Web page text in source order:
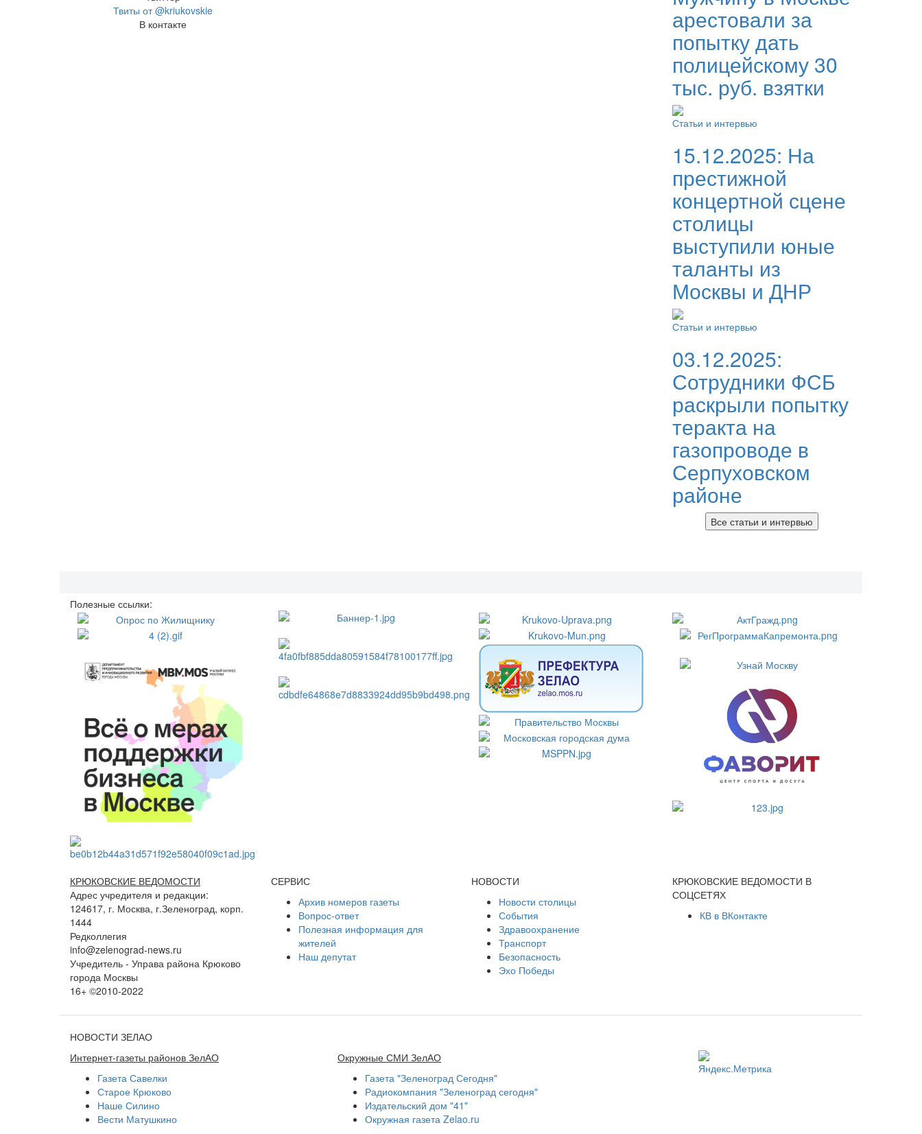
Твиты от @kriukovskie
В контакте
арестовали за
попытку дать
полицейскому 30
тыс. руб. взятки
Статьи и интервью
15.12.2025: На
престижной
концертной сцене
столицы
выступили юные
таланты из
Москвы и ДНР
Статьи и интервью
03.12.2025:
Сотрудники ФСБ
раскрыли попытку
теракта на
газопроводе в
Серпуховском
районе
Все статьи и интервью
Полезные ссылки:
КРЮКОВСКИЕ ВЕДОМОСТИ
Адрес учредителя и редакции:
124617, г. Москва, г.Зеленоград, корп.
1444
Редколлегия
info@zelenograd-news.ru
Учредитель - Управа района Крюково
города Москвы
16+ ©2010-2022
СЕРВИС
Архив номеров газеты
Вопрос-ответ
Полезная информация для
жителей
Наш депутат
НОВОСТИ
Новости столицы
События
Здравоохранение
Транспорт
Безопасность
Эхо Победы
КРЮКОВСКИЕ ВЕДОМОСТИ В
СОЦСЕТЯХ
КВ в ВКонтакте
НОВОСТИ ЗЕЛАО
Интернет-газеты районов ЗелАО
Газета Савелки
Старое Крюково
Наше Силино
Вести Матушкино
Окружные СМИ ЗелАО
Газета "Зеленоград Сегодня"
Радиокомпания "Зеленоград сегодня"
Издательский дом "41"
Окружная газета Zelao.ru